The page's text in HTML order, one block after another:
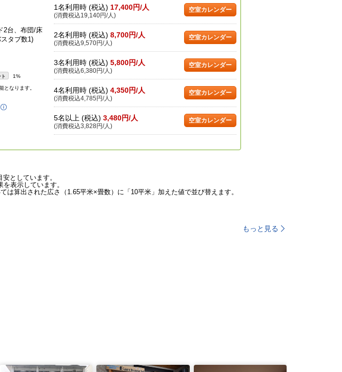
2台、布団/床
タブ数1)
1%
なります。
1名利用時 (税込) 17,400円/人
(消費税込19,140円/人)
空室カレンダー
2名利用時 (税込) 8,700円/人
(消費税込9,570円/人)
空室カレンダー
3名利用時 (税込) 5,800円/人
(消費税込6,380円/人)
空室カレンダー
4名利用時 (税込) 4,350円/人
(消費税込4,785円/人)
空室カレンダー
5名以上 (税込) 3,480円/人
(消費税込3,828円/人)
空室カレンダー
としています。
表示しています。
算出された広さ（1.65平米×畳数）に「10平米」加えた値で並び替えます。
もっと見る